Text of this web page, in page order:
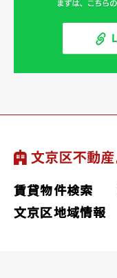
賃貸物件検索
文京区地域情報